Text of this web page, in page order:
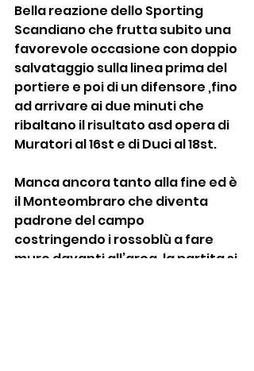
Bella reazione dello Sporting
Scandiano che frutta subito una
favorevole occasione con doppio
salvataggio sulla linea prima del
portiere e poi di un difensore ,fino
ad arrivare ai due minuti che
ribaltano il risultato asd opera di
Muratori al 16st e di Duci al 18st.
Manca ancora tanto alla fine ed è
il Monteombraro che diventa
padrone del campo
costringendo i rossoblù a fare
muro davanti all’area ,la partita si